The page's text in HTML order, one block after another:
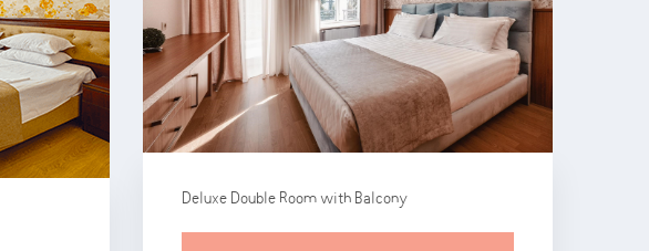
Deluxe Double Room with Balcony